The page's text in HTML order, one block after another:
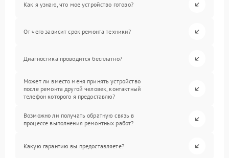
Как я узнаю, что мое устройство готово?
От чего зависит срок ремонта техники?
Диагностика проводится бесплатно?
Может ли вместо меня принять устройство
после ремонта другой человек, контактный
телефон которого я предоставлю?
Возможно ли получать обратную связь в
процессе выполнения ремонтных работ?
Какую гарантию вы предоставляете?